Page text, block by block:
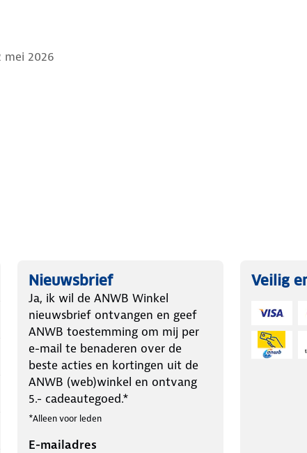
mei 2026
Nieuwsbrief
Ja, ik wil de ANWB Winkel
nieuwsbrief ontvangen en geef
ANWB toestemming om mij per
e-mail te benaderen over de
beste acties en kortingen uit de
ANWB (web)winkel en ontvang
5.- cadeautegoed.*
*Alleen voor leden
E-mailadres
Veilig